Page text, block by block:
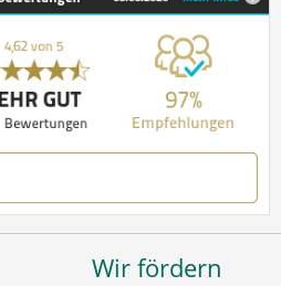
Wir fördern